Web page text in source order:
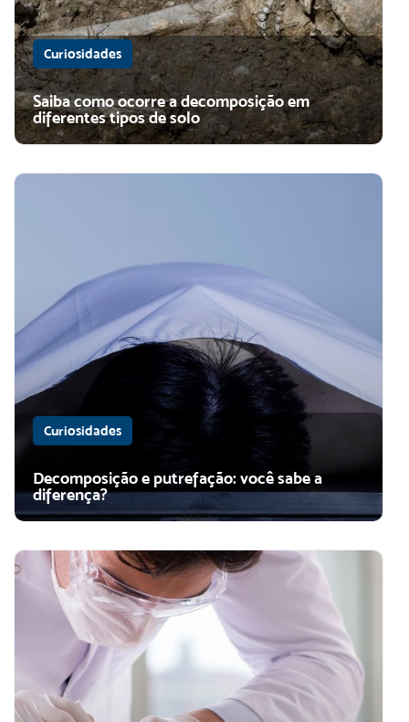
Curiosidades
Saiba como ocorre a decomposição em
diferentes tipos de solo
Curiosidades
Decomposição e putrefação: você sabe a
diferença?